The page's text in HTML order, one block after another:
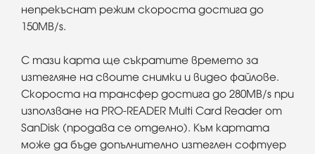
непрекъснат режим скороста достига до
150MB/s.
С тази карта ще съкратите времето за
изтегляне на своите снимки и видео файлове.
Скороста на трансфер достига до 280MB/s при
използване на PRO-READER Multi Card Reader от
SanDisk (продава се отделно). Към картата
може да бъде допълнително изтеглен софтуер